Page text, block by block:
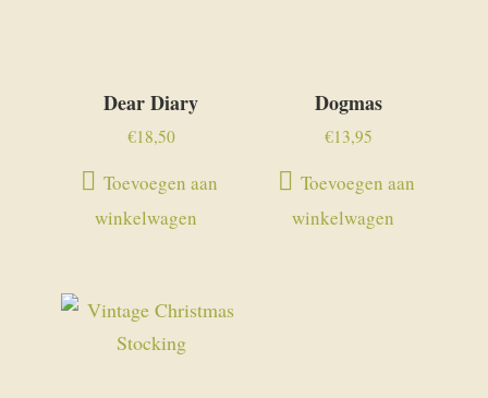
Dear Diary
€18,50
Toevoegen aan
winkelwagen
Dogmas
€13,95
Toevoegen aan
winkelwagen